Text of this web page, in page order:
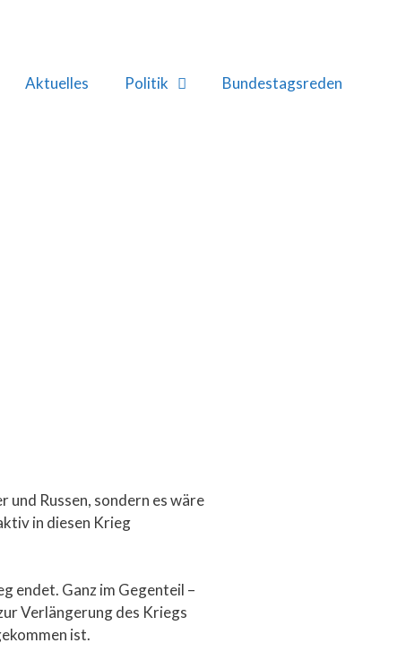
Aktuelles Politik Bundestagsreden
und Russen, sondern es wäre
in diesen Krieg
endet. Ganz im Gegenteil –
Verlängerung des Kriegs
ist.